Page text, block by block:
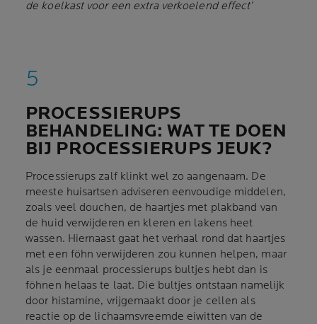
de koelkast voor een extra verkoelend effect’
PROCESSIERUPS
BEHANDELING: WAT TE DOEN
BIJ PROCESSIERUPS JEUK?
Processierups zalf klinkt wel zo aangenaam. De
meeste huisartsen adviseren eenvoudige middelen,
zoals veel douchen, de haartjes met plakband van
de huid verwijderen en kleren en lakens heet
wassen. Hiernaast gaat het verhaal rond dat haartjes
met een föhn verwijderen zou kunnen helpen, maar
als je eenmaal processierups bultjes hebt dan is
föhnen helaas te laat. Die bultjes ontstaan namelijk
door histamine, vrijgemaakt door je cellen als
reactie op de lichaamsvreemde eiwitten van de